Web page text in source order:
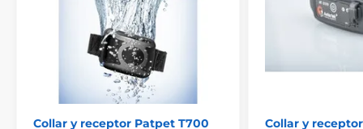
Collar y receptor Patpet T700
Collar y